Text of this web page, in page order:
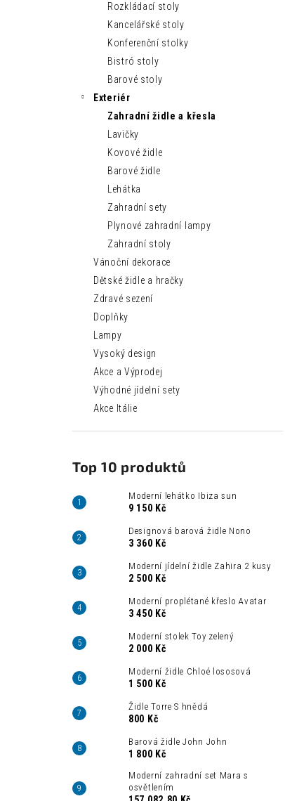
Rozkládací stoly
Kancelářské stoly
Konferenční stolky
Bistró stoly
Barové stoly
Exteriér
Zahradní židle a křesla
Lavičky
Kovové židle
Barové židle
Lehátka
Zahradní sety
Plynové zahradní lampy
Zahradní stoly
Vánoční dekorace
Dětské židle a hračky
Zdravé sezení
Doplňky
Lampy
Vysoký design
Akce a Výprodej
Výhodné jídelní sety
Akce Itálie
Top 10 produktů
Moderní lehátko Ibiza sun
9 150 Kč
Designová barová židle Nono
3 360 Kč
Moderní jídelní židle Zahira 2 kusy
2 500 Kč
Moderní proplétané křeslo Avatar
3 450 Kč
Moderní stolek Toy zelený
2 000 Kč
Moderní židle Chloé lososová
1 500 Kč
Židle Torre S hnědá
800 Kč
Barová židle John John
1 800 Kč
Moderní zahradní set Mara s
osvětlením